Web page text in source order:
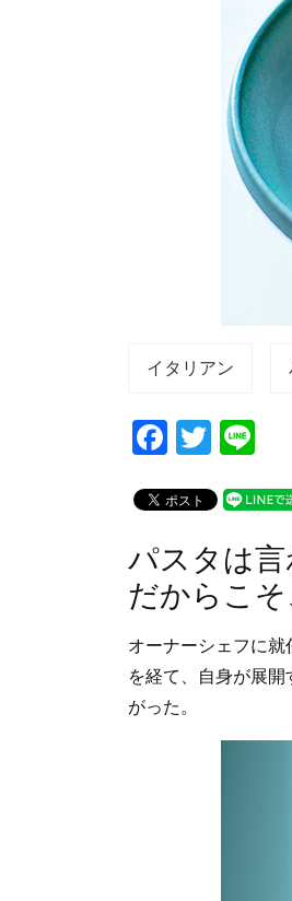
イタリアン
F
c
e
b
o
o
k
T
tt
er
e
パスタは言
だからこ
オーナーシェフに
を経て、自身が展
がった。